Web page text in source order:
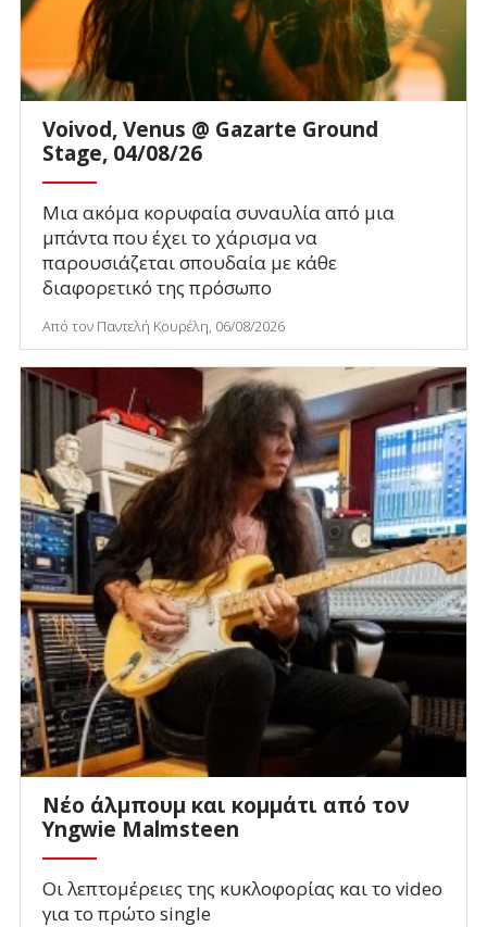
Voivod, Venus @ Gazarte Ground
Stage, 04/08/26
Μια ακόμα κορυφαία συναυλία από μια
μπάντα που έχει το χάρισμα να
παρουσιάζεται σπουδαία με κάθε
διαφορετικό της πρόσωπο
Από τον Παντελή Κουρέλη, 06/08/2026
Νέο άλμπουμ και κομμάτι από τον
Yngwie Malmsteen
Οι λεπτομέρειες της κυκλοφορίας και το video
για το πρώτο single